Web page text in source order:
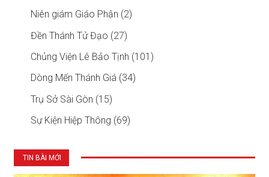
Niên giám Giáo Phận (2)
Đền Thánh Tử Đạo (27)
Chủng Viện Lê Bảo Tịnh (101)
Dòng Mến Thánh Giá (34)
Trụ Sở Sài Gòn (15)
Sự Kiện Hiệp Thông (69)
TIN BÀI MỚI